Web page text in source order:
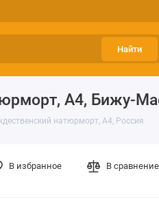
Найти
А4, Бижу-
натюрморт, А4, Россия
В избранное В сравнение